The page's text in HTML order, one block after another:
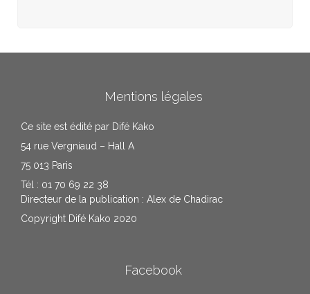
Mentions légales
Ce site est édité par Difé Kako
54 rue Vergniaud – Hall A
75 013 Paris
Tél : 01 70 69 22 38
Directeur de la publication : Alex de Chadirac
Copyright Difé Kako 2020
Facebook